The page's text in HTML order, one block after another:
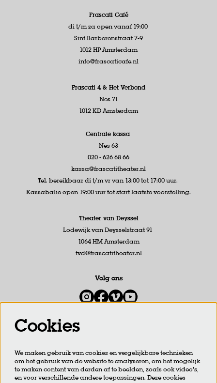
Frascati Café
di t/m za open vanaf 19:00
Sint Barberenstraat 7-9
1012 HP Amsterdam
info@frascaticafe.nl
Frascati 4 & Het Verbond
Nes 71
1012 KD Amsterdam
Centrale kassa
Nes 63
020 - 626 68 66
kassa@frascatitheater.nl
Tel. bereikbaar di t/m vr van 13:00 tot 17:00 uur.
Kassabalie open 19:00 uur tot start laatste voorstelling.
Theater van Deyssel
Lodewijk van Deysselstraat 91
1064 HM Amsterdam
tvd@frascatitheater.nl
Volg ons
Meld je aan voor de nieuwsbrief
AANMELDEN
Cookies
We maken gebruik van cookies en vergelijkbare technieken
om het gebruik van de website te analyseren, om het mogelijk
te maken content van derden af te beelden, zoals ook video’s,
en voor verschillende andere toepassingen. Deze cookies